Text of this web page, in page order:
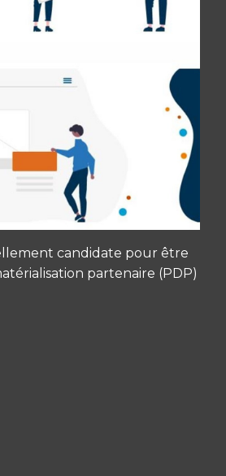
candidate pour être
partenaire (PDP)